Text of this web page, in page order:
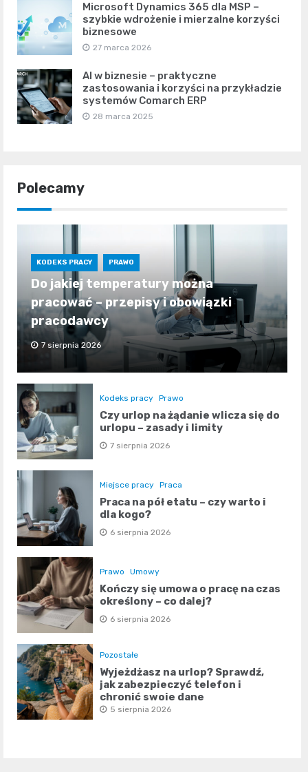
Microsoft Dynamics 365 dla MSP –
szybkie wdrożenie i mierzalne korzyści
biznesowe
27 marca 2026
AI w biznesie – praktyczne
zastosowania i korzyści na przykładzie
systemów Comarch ERP
28 marca 2025
Polecamy
KODEKS PRACY PRAWO
Do jakiej temperatury można
pracować – przepisy i obowiązki
pracodawcy
7 sierpnia 2026
Kodeks pracy Prawo
Czy urlop na żądanie wlicza się do
urlopu – zasady i limity
7 sierpnia 2026
Miejsce pracy Praca
Praca na pół etatu – czy warto i
dla kogo?
6 sierpnia 2026
Prawo Umowy
Kończy się umowa o pracę na czas
określony – co dalej?
6 sierpnia 2026
Pozostałe
Wyjeżdżasz na urlop? Sprawdź,
jak zabezpieczyć telefon i
chronić swoje dane
5 sierpnia 2026